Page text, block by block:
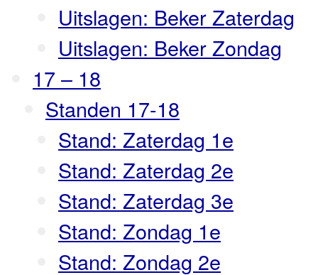
Uitslagen: Beker Zaterdag
Uitslagen: Beker Zondag
17 – 18
Standen 17-18
Stand: Zaterdag 1e
Stand: Zaterdag 2e
Stand: Zaterdag 3e
Stand: Zondag 1e
Stand: Zondag 2e